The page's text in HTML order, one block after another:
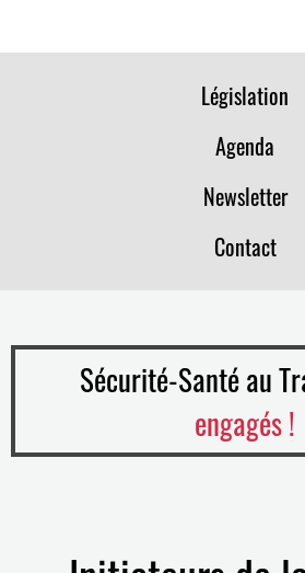
Législation
Agenda
Newsletter
Contact
Sécurité-Santé au
engagés !